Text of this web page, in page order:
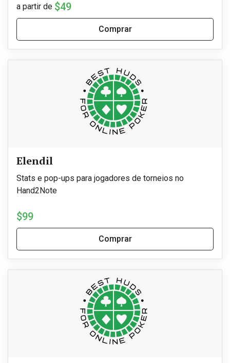
a partir de $49
Comprar
Elendil
Stats e pop-ups para jogadores de torneios no
Hand2Note
$99
Comprar